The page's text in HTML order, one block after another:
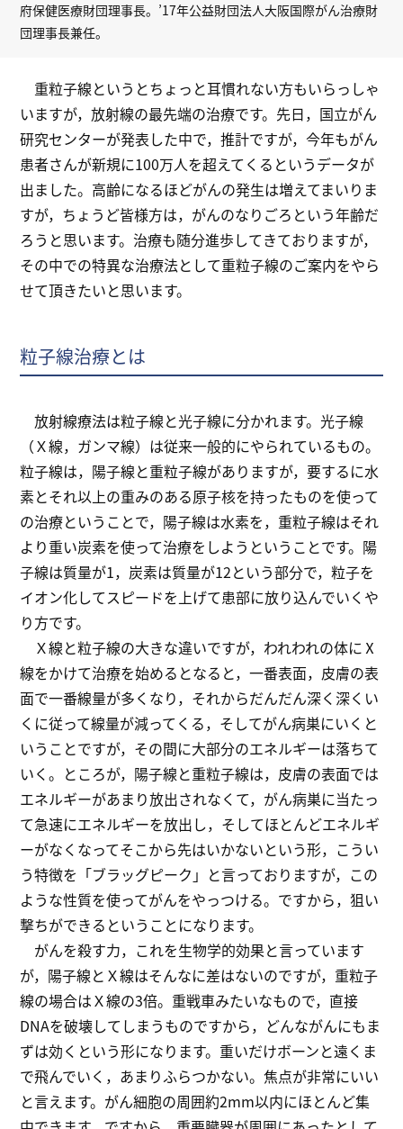
府保健医療財団理事長。’17年公益財団法人大阪国際がん治療財
団理事長兼任。
重粒子線というとちょっと耳慣れない方もいらっしゃ
いますが，放射線の最先端の治療です。先日，国立がん
研究センターが発表した中で，推計ですが，今年もがん
患者さんが新規に100万人を超えてくるというデータが
出ました。高齢になるほどがんの発生は増えてまいりま
すが，ちょうど皆様方は，がんのなりごろという年齢だ
ろうと思います。治療も随分進歩してきておりますが，
その中での特異な治療法として重粒子線のご案内をやら
せて頂きたいと思います。
粒子線治療とは
放射線療法は粒子線と光子線に分かれます。光子線
（Ｘ線，ガンマ線）は従来一般的にやられているもの。
粒子線は，陽子線と重粒子線がありますが，要するに水
素とそれ以上の重みのある原子核を持ったものを使って
の治療ということで，陽子線は水素を，重粒子線はそれ
より重い炭素を使って治療をしようということです。陽
子線は質量が1，炭素は質量が12という部分で，粒子を
イオン化してスピードを上げて患部に放り込んでいくや
り方です。
Ｘ線と粒子線の大きな違いですが，われわれの体にⅩ
線をかけて治療を始めるとなると，一番表面，皮膚の表
面で一番線量が多くなり，それからだんだん深く深くい
くに従って線量が減ってくる，そしてがん病巣にいくと
いうことですが，その間に大部分のエネルギーは落ちて
いく。ところが，陽子線と重粒子線は，皮膚の表面では
エネルギーがあまり放出されなくて，がん病巣に当たっ
て急速にエネルギーを放出し，そしてほとんどエネルギ
ーがなくなってそこから先はいかないという形，こうい
う特徴を「ブラッグピーク」と言っておりますが，この
ような性質を使ってがんをやっつける。ですから，狙い
撃ちができるということになります。
がんを殺す力，これを生物学的効果と言っています
が，陽子線とＸ線はそんなに差はないのですが，重粒子
線の場合はＸ線の3倍。重戦車みたいなもので，直接
DNAを破壊してしまうものですから，どんながんにもま
ずは効くという形になります。重いだけボーンと遠くま
で飛んでいく，あまりふらつかない。焦点が非常にいい
と言えます。がん細胞の周囲約2mm以内にほとんど集